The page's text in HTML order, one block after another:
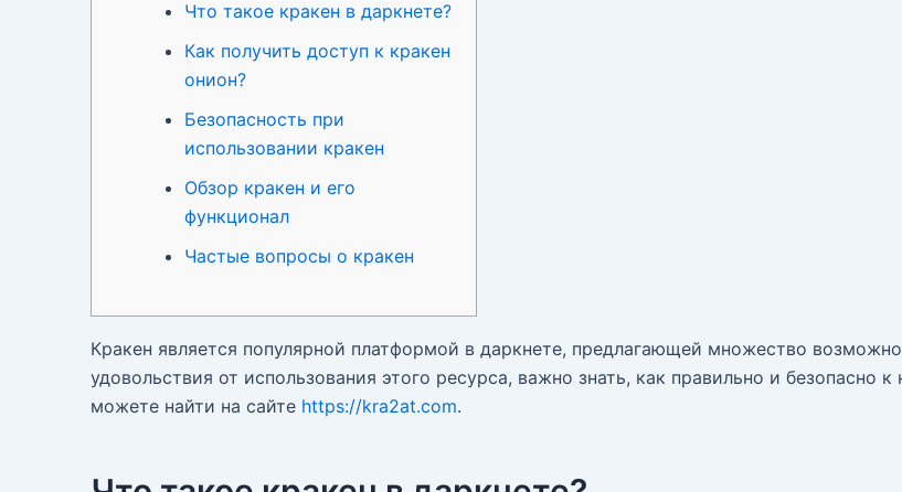
Что такое кракен в даркнете?
Как получить доступ к кракен
онион?
Безопасность при
использовании кракен
Обзор кракен и его
функционал
Частые вопросы о кракен
Кракен является популярной платформой в даркнете, предлагающей множество
удовольствия от использования этого ресурса, важно знать, как правильно и
можете найти на сайте https://kra2at.com.